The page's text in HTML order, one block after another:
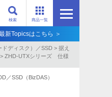
商品一覧
検索
新Topicsはこちら ＞
ドディスク）／SSD > 据え
> ZHD-UTXシリーズ 仕様
／SSD（BizDAS）